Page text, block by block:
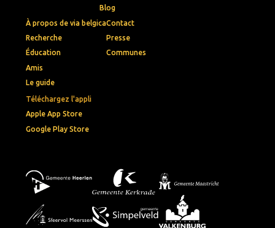
Téléchargez l'appli
Apple App Store
Google Play Store
Blog
À propos de via belgica
Recherche
Éducation
Amis
Le guide
Contact
Presse
Communes